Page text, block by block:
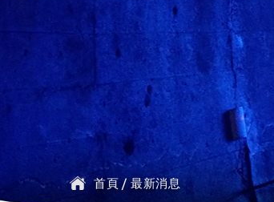
首頁 /最新消息